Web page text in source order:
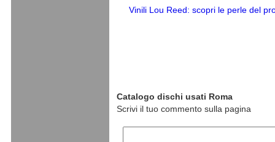
Vinili Lou Reed: scopri le perle del
Catalogo dischi usati Roma
Scrivi il tuo commento sulla pagina